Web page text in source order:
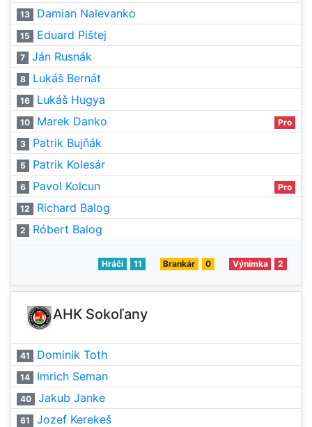
13 Damian Nalevanko
15 Eduard Pištej
7 Ján Rusnák
8 Lukáš Bernát
16 Lukáš Hugya
10 Marek Danko Pro
3 Patrik Bujňák
5 Patrik Kolesár
6 Pavol Kolcun Pro
12 Richard Balog
2 Róbert Balog
Hráči 11 Brankár 0 Výnimka 2
AHK Sokoľany
41 Dominik Toth
14 Imrich Seman
40 Jakub Janke
61 Jozef Kerekeš